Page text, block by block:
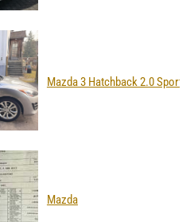
Mazda 3 Hatchback 2.0 Sport
Mazda